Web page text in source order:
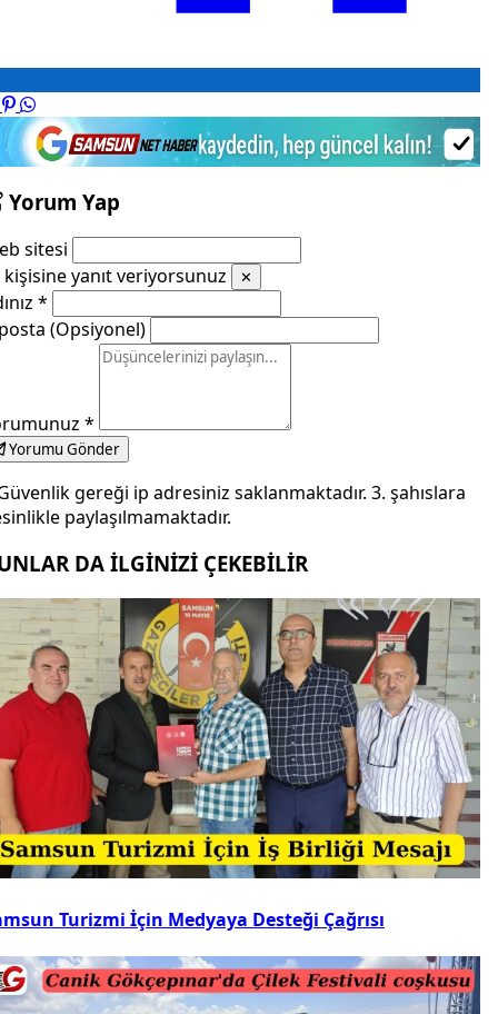
Yorum Yap
sitesi
kişisine yanıt veriyorsunuz
✕
*
(Opsiyonel)
*
Yorumu Gönder
gereği ip adresiniz saklanmaktadır. 3. şahıslara
paylaşılmamaktadır.
DA İLGİNİZİ ÇEKEBİLİR
Turizmi İçin Medyaya Desteği Çağrısı